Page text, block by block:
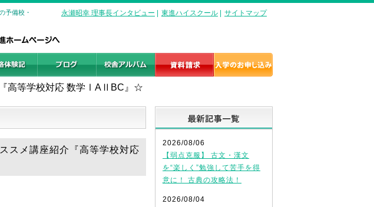
予備校・
永瀬昭幸 理事長インタビュー 東進ハイスクール サイトマップ
高等学校対応 数学ⅠAⅡBC』☆
メ講座紹介『高等学校対応
2026/08/06
【弱点克服】 古文・漢文
を“楽しく”勉強して苦手を得
意に！ 古典の攻略法！
2026/08/04